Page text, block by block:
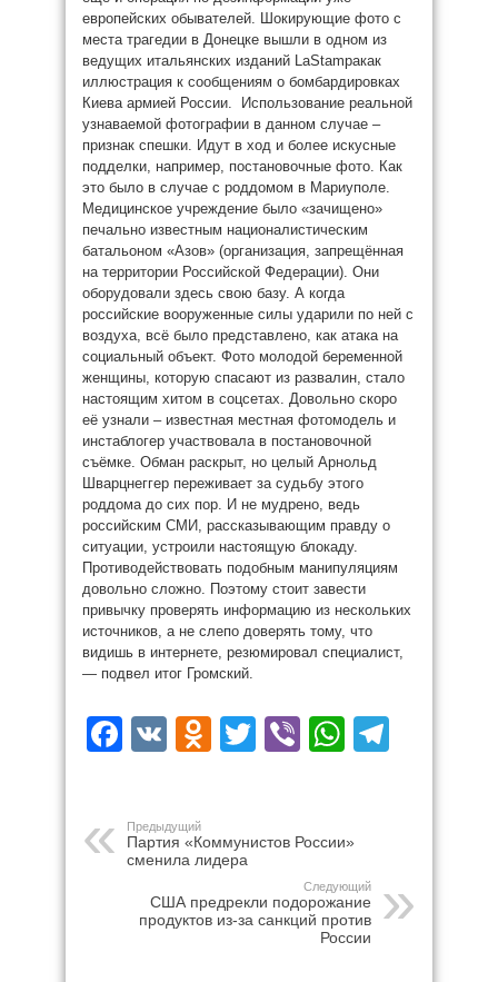
европейских обывателей. Шокирующие фото с
места трагедии в Донецке вышли в одном из
ведущих итальянских изданий LaStampaкак
иллюстрация к сообщениям о бомбардировках
Киева армией России. Использование реальной
узнаваемой фотографии в данном случае –
признак спешки. Идут в ход и более искусные
подделки, например, постановочные фото. Как
это было в случае с роддомом в Мариуполе.
Медицинское учреждение было «зачищено»
печально известным националистическим
батальоном «Азов» (организация, запрещённая
на территории Российской Федерации). Они
оборудовали здесь свою базу. А когда
российские вооруженные силы ударили по ней с
воздуха, всё было представлено, как атака на
социальный объект. Фото молодой беременной
женщины, которую спасают из развалин, стало
настоящим хитом в соцсетах. Довольно скоро
её узнали – известная местная фотомодель и
инстаблогер участвовала в постановочной
съёмке. Обман раскрыт, но целый Арнольд
Шварцнеггер переживает за судьбу этого
роддома до сих пор. И не мудрено, ведь
российским СМИ, рассказывающим правду о
ситуации, устроили настоящую блокаду.
Противодействовать подобным манипуляциям
довольно сложно. Поэтому стоит завести
привычку проверять информацию из нескольких
источников, а не слепо доверять тому, что
видишь в интернете, резюмировал специалист,
— подвел итог Громский.
Facebook
VK Odnoklassniki
Twitter
Viber
Предыдущий
Партия «Коммунистов России»
сменила лидера
Следующий
США предрекли подорожание
продуктов из-за санкций против
России